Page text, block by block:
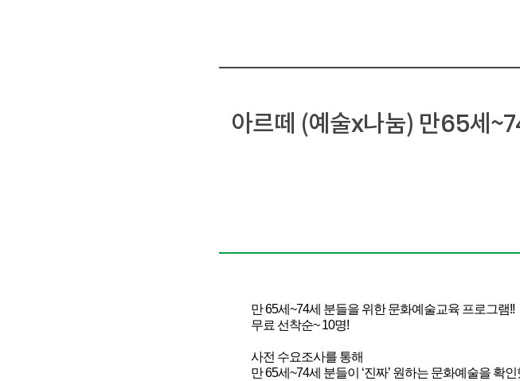
아르떼 (예술x나눔) 만65세
만 65세~74세 분들을 위한 문화예술교육 프로그램!!
무료 선착순~ 10명!
사전 수요조사를 통해
만 65세~74세 분들이 ‘진짜’ 원하는 문화예술을 확